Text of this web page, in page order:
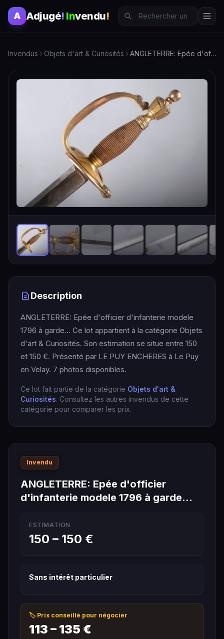
A Adjugé! Invendu!
Invendus Objets d'art & Curiosités ANGLETERRE: Epée d'officier d'infanterie modele 1796 à garde…
Description
ANGLETERRE: Epée d'officier d'infanterie modele
1796 à garde… Ce lot appartient à la catégorie Objets
d'art & Curiosités. Son estimation se situe entre 150
et 150 €. Présenté par LE PUY ENCHERES à Le Puy
en Velay. 7 photos disponibles.
Ce lot fait partie de la catégorie Objets d'art &
Curiosités. Consultez les autres invendus de cette
catégorie pour comparer les prix.
Invendu
ANGLETERRE: Epée d'officier
d'infanterie modele 1796 à garde…
ESTIMATION
150 – 150 €
Sans intérêt particulier
🏷️ Prix conseillé pour négocier
113 – 135 €